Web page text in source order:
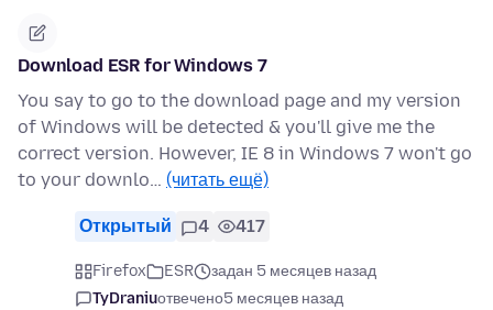
Download ESR for Windows 7
You say to go to the download page and my version
of Windows will be detected & you'll give me the
correct version. However, IE 8 in Windows 7 won't go
to your downlo… (читать ещё)
Открытый 4 417
Firefox ESR
задан 5 месяцев назад
TyDraniuотвечено5 месяцев назад